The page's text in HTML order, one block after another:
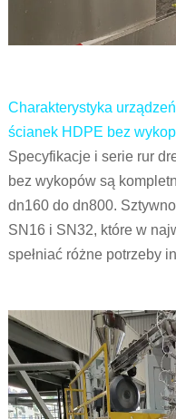
Charakterystyka
ścianek HDPE bez
Specyfikacje i serie rur
bez wykopów są
dn160 do dn800.
SN16 i SN32, które w
spełniać różne potrzeby